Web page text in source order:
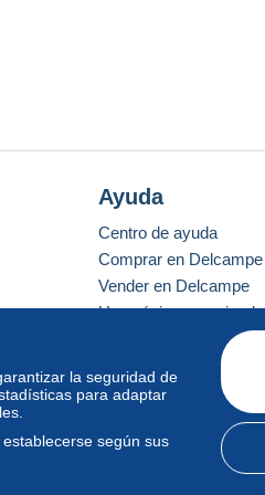
la seguridad de
para adaptar
según sus
Ayuda
Centro de ayuda
Comprar en Delcampe
Vender en Delcampe
Una página securizada